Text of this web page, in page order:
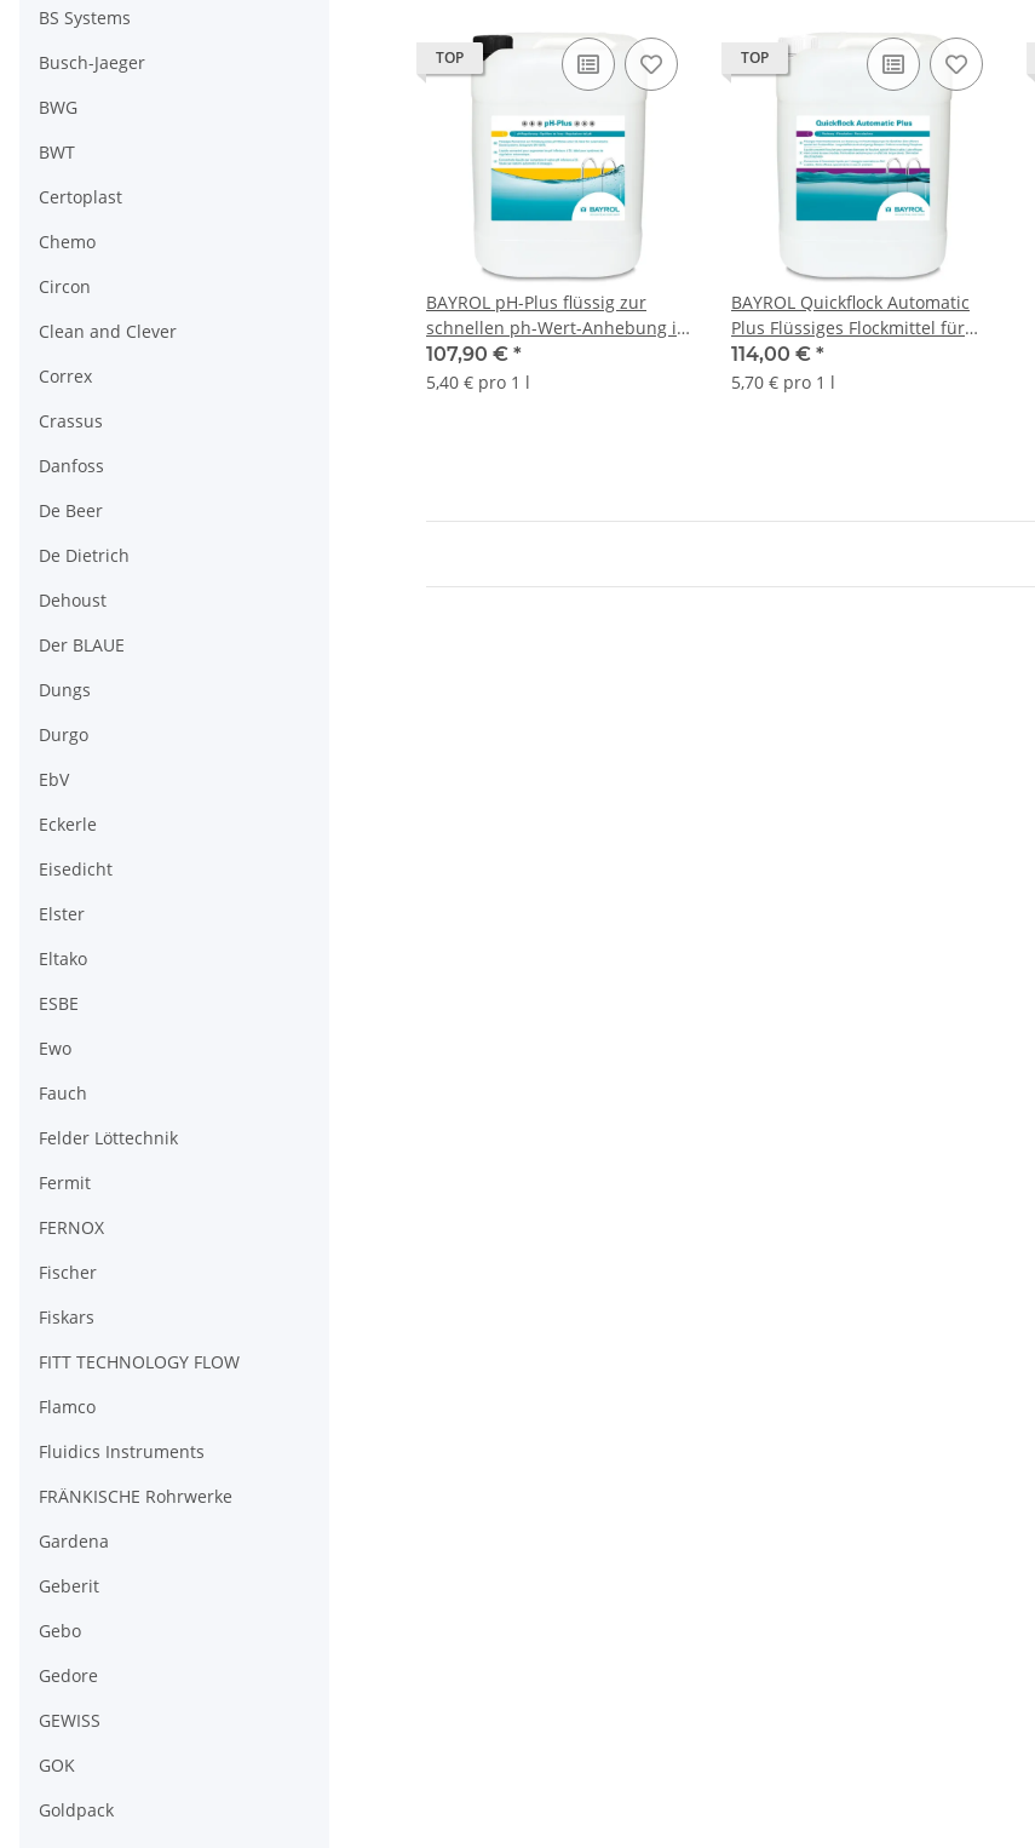
TOP
BAYROL pH-Plus flüssig zur
schnellen ph-Wert-Anhebung im
Poolwasser 20 L
107,90 € *
5,40 € pro 1 l
TOP
BAYROL Quickflock Automatic
Plus Flüssiges Flockmittel für
Filteranlagen 20 L
114,00 € *
5,70 € pro 1 l
BS Systems
Busch-Jaeger
BWG
BWT
Certoplast
Chemo
Circon
Clean and Clever
Correx
Crassus
Danfoss
De Beer
De Dietrich
Dehoust
Der BLAUE
Dungs
Durgo
EbV
Eckerle
Eisedicht
Elster
Eltako
ESBE
Ewo
Fauch
Felder Löttechnik
Fermit
FERNOX
Fischer
Fiskars
FITT TECHNOLOGY FLOW
Flamco
Fluidics Instruments
FRÄNKISCHE Rohrwerke
Gardena
Geberit
Gebo
Gedore
GEWISS
GOK
Goldpack